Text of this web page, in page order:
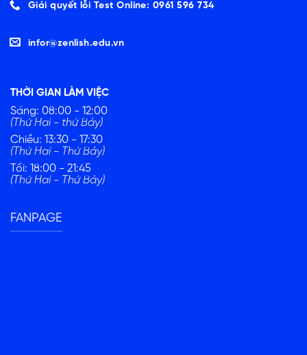
Giải quyết lỗi Test Online: 0961 596 734
infor@zenlish.edu.vn
THỜI GIAN LÀM VIỆC
Sáng: 08:00 - 12:00
(Thứ Hai - thứ Bảy)
Chiều: 13:30 - 17:30
(Thứ Hai - Thứ Bảy)
Tối: 18:00 - 21:45
(Thứ Hai - Thứ Bảy)
FANPAGE